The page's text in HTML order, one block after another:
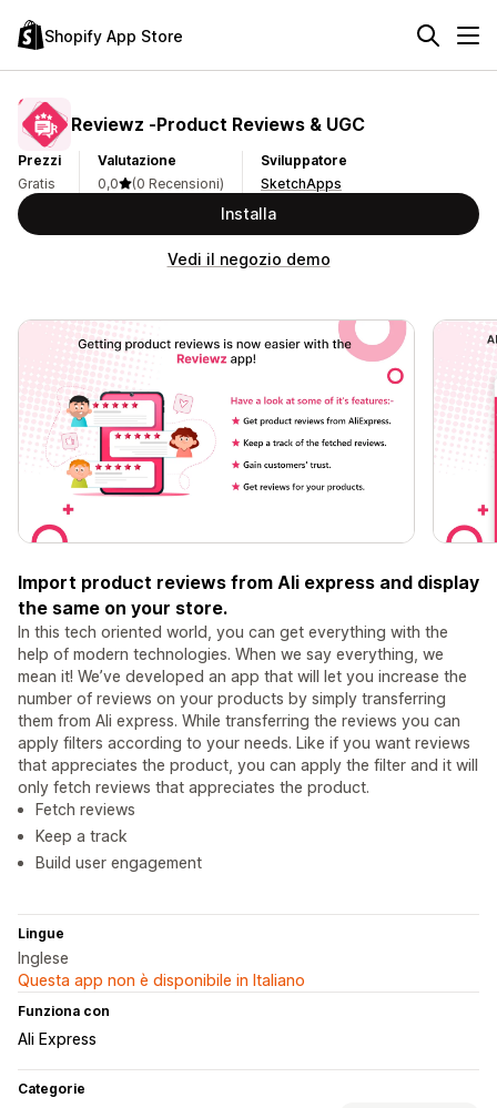
Shopify App Store
Reviewz ‑Product Reviews & UGC
Prezzi
Gratis
Valutazione
0,0
(0 Recensioni)
Sviluppatore
SketchApps
Installa
Vedi il negozio demo
Import product reviews from Ali express and display
the same on your store.
In this tech oriented world, you can get everything with the
help of modern technologies. When we say everything, we
mean it! We’ve developed an app that will let you increase the
number of reviews on your products by simply transferring
them from Ali express. While transferring the reviews you can
apply filters according to your needs. Like if you want reviews
that appreciates the product, you can apply the filter and it will
only fetch reviews that appreciates the product.
Fetch reviews
Keep a track
Build user engagement
Lingue
Inglese
Questa app non è disponibile in Italiano
Funziona con
Ali Express
Categorie